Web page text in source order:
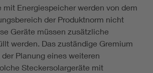
mit Energiespeicher werden von dem
der Produktnorm nicht
Geräte müssen zusätzliche
werden. Das zuständige Gremium
Planung eines weiteren
Steckersolargeräte mit